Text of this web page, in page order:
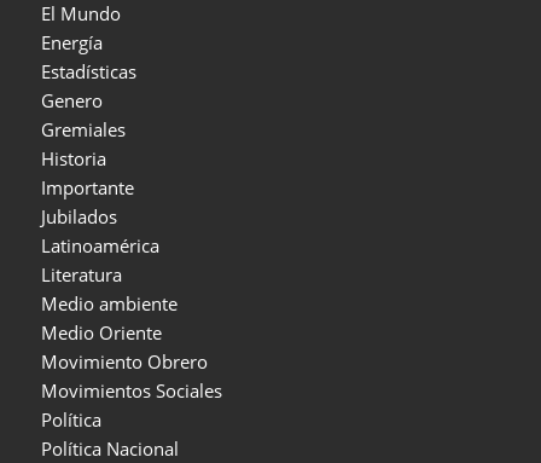
El Mundo
Energía
Estadísticas
Genero
Gremiales
Historia
Importante
Jubilados
Latinoamérica
Literatura
Medio ambiente
Medio Oriente
Movimiento Obrero
Movimientos Sociales
Política
Política Nacional